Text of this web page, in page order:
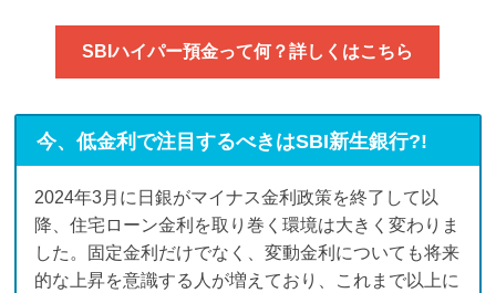
SBIハイパー預金って何？詳しくはこちら
今、低金利で注目するべきはSBI新生銀行?!
2024年3月に日銀がマイナス金利政策を終了して以
降、住宅ローン金利を取り巻く環境は大きく変わりま
した。固定金利だけでなく、変動金利についても将来
的な上昇を意識する人が増えており、これまで以上に